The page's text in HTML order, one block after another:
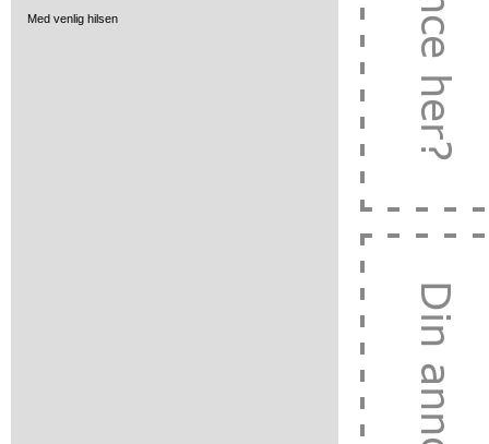
Med venlig hilsen